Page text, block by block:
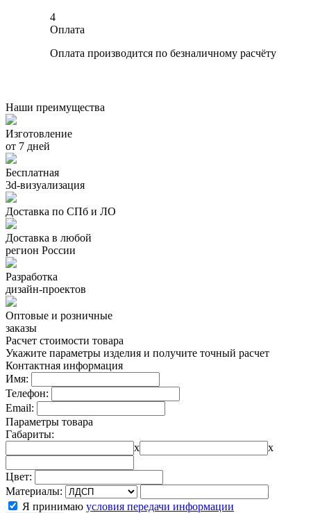
4
Оплата
Оплата производится по безналичному расчёту
Наши преимущества
Изготовление
от 7 дней
Бесплатная
3d-визуализация
Доставка по СПб и ЛО
Доставка в любой
регион России
Разработка
дизайн-проектов
Оптовые и розничные
заказы
Расчет стоимости товара
Укажите параметры изделия и получите точный расчет
Контактная информация
Имя:
Телефон:
Email:
Параметры товара
Габариты:
x
x
Цвет:
Материалы:
Я принимаю условия передачи информации